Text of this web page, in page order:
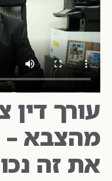
עורך
מהצבא –
את זה